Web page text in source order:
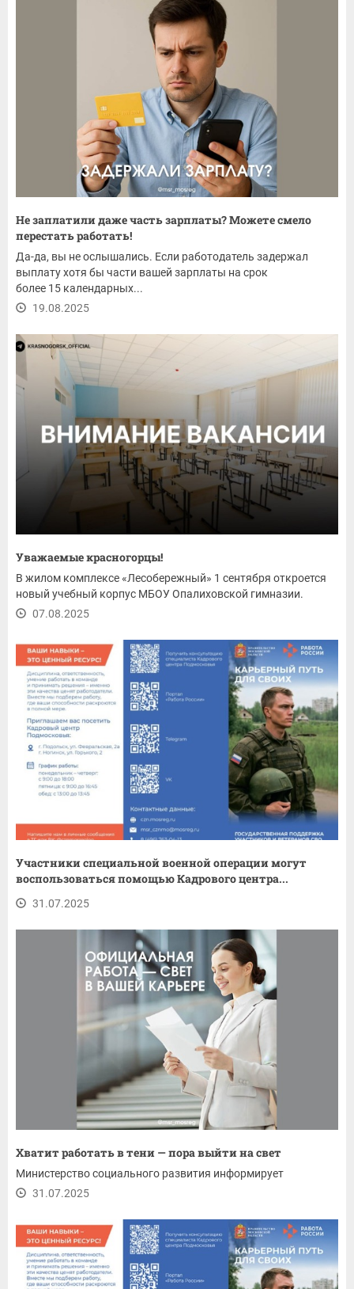
Не заплатили даже часть зарплаты? Можете смело
перестать работать!
Да-да, вы не ослышались. Если работодатель задержал
выплату хотя бы части вашей зарплаты на срок
более 15 календарных...
19.08.2025
Уважаемые красногорцы!
В жилом комплексе «Лесобережный» 1 сентября откроется
новый учебный корпус МБОУ Опалиховской гимназии.
07.08.2025
Участники специальной военной операции могут
воспользоваться помощью Кадрового центра...
31.07.2025
Хватит работать в тени — пора выйти на свет
Министерство социального развития информирует
31.07.2025